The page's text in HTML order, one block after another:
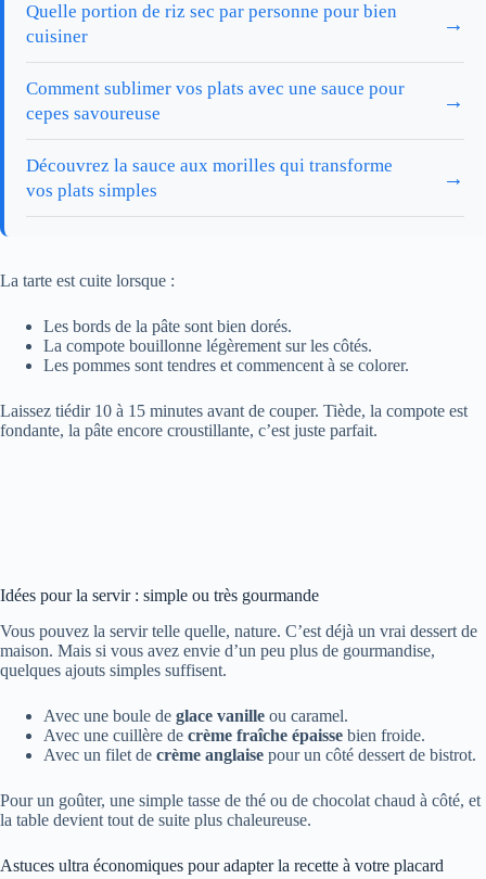
Quelle portion de riz sec par personne pour bien
cuisiner
→
Comment sublimer vos plats avec une sauce pour
cepes savoureuse
→
Découvrez la sauce aux morilles qui transforme
vos plats simples
→
La tarte est cuite lorsque :
Les bords de la pâte sont bien dorés.
La compote bouillonne légèrement sur les côtés.
Les pommes sont tendres et commencent à se colorer.
Laissez tiédir 10 à 15 minutes avant de couper. Tiède, la compote est
fondante, la pâte encore croustillante, c’est juste parfait.
Idées pour la servir : simple ou très gourmande
Vous pouvez la servir telle quelle, nature. C’est déjà un vrai dessert de
maison. Mais si vous avez envie d’un peu plus de gourmandise,
quelques ajouts simples suffisent.
Avec une boule de glace vanille ou caramel.
Avec une cuillère de crème fraîche épaisse bien froide.
Avec un filet de crème anglaise pour un côté dessert de bistrot.
Pour un goûter, une simple tasse de thé ou de chocolat chaud à côté, et
la table devient tout de suite plus chaleureuse.
Astuces ultra économiques pour adapter la recette à votre placard